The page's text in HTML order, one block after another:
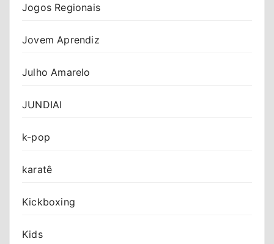
Jogos Regionais
Jovem Aprendiz
Julho Amarelo
JUNDIAI
k-pop
karatê
Kickboxing
Kids